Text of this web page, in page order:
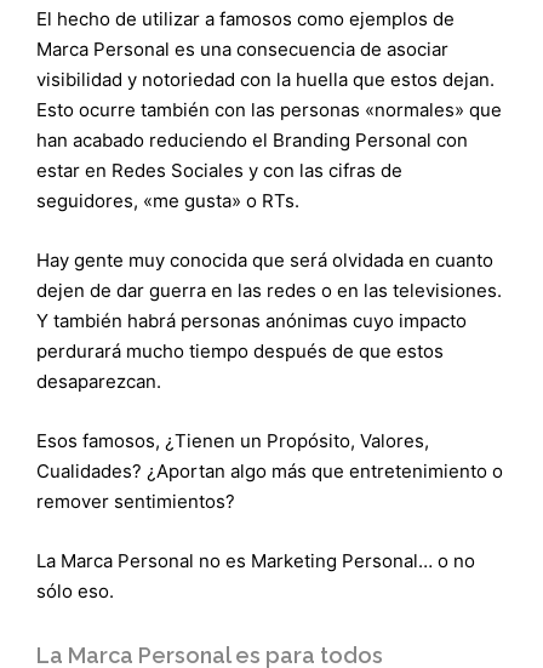
El hecho de utilizar a famosos como ejemplos de
Marca Personal es una consecuencia de asociar
visibilidad y notoriedad con la huella que estos dejan.
Esto ocurre también con las personas «normales» que
han acabado reduciendo el Branding Personal con
estar en Redes Sociales y con las cifras de
seguidores, «me gusta» o RTs.
Hay gente muy conocida que será olvidada en cuanto
dejen de dar guerra en las redes o en las televisiones.
Y también habrá personas anónimas cuyo impacto
perdurará mucho tiempo después de que estos
desaparezcan.
Esos famosos, ¿Tienen un Propósito, Valores,
Cualidades? ¿Aportan algo más que entretenimiento o
remover sentimientos?
La Marca Personal no es Marketing Personal… o no
sólo eso.
La Marca Personal es para todos